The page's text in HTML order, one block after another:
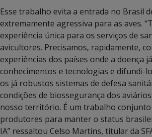
Esse trabalho evita a entrada no Brasil
extremamente agressiva para as aves.
experiência única para os serviços de
avicultores. Precisamos, rapidamente,
experiências dos países onde a doença
conhecimentos e tecnologias e difundi-
os já robustos sistemas de defesa
condições de biossegurança dos
nosso território. É um trabalho conjunto
produtores para manter o status
IA” ressaltou Celso Martins, titular da